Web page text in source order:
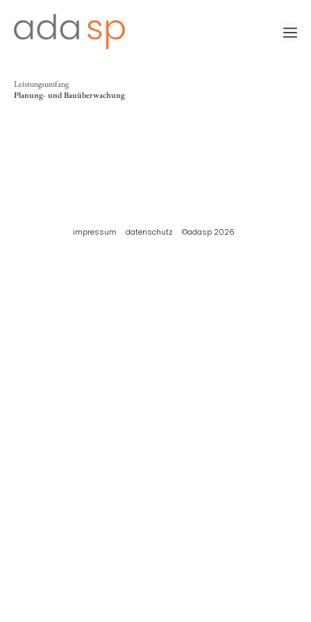
Inhalt
springen
Leistungsumfang
Planung- und Bauüberwachung
impressum datenschutz ©adasp 2026